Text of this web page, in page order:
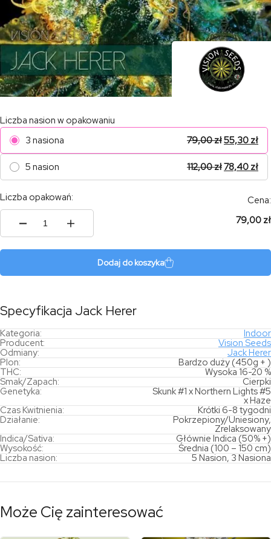
Liczba nasion w opakowaniu
3 nasiona
79,00zł55,30 zł
5 nasion 112,00zł78,40 zł
Liczba opakowań:
ilość
Cena:
79,00 zł
Dodaj do koszyka
Specyfikacja Jack Herer
Kategoria:
Indoor
Producent:
Vision Seeds
Odmiany:
Jack Herer
Plon:
Bardzo duży (450g + )
THC:
Wysoka 16-20 %
Smak/Zapach:
Cierpki
Genetyka:
Skunk #1 x Northern Lights #5
x Haze
Czas Kwitnienia:
Krótki 6-8 tygodni
Działanie:
Pokrzepiony/Uniesiony,
Zrelaksowany
Indica/Sativa:
Głównie Indica (50% +)
Wysokość:
Średnia (100 – 150 cm)
Liczba nasion:
5 Nasion, 3 Nasiona
Może Cię zainteresować